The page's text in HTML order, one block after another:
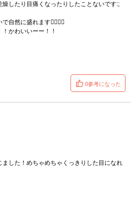
したり目痛くなったりしたことないです:;
自然に盛れます😶‍🌫️👍🏻
かわいいーー！！
0参考になった
した！めちゃめちゃくっきりした目になれ